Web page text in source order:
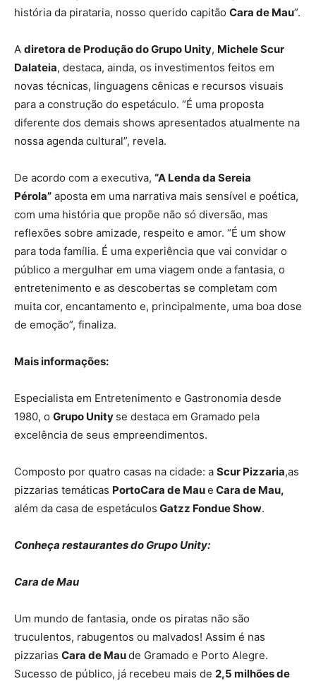
história da pirataria, nosso querido capitão Cara de Mau”.
A diretora de Produção do Grupo Unity, Michele Scur
Dalateia, destaca, ainda, os investimentos feitos em
novas técnicas, linguagens cênicas e recursos visuais
para a construção do espetáculo. “É uma proposta
diferente dos demais shows apresentados atualmente na
nossa agenda cultural”, revela.
De acordo com a executiva, “A Lenda da Sereia
Pérola” aposta em uma narrativa mais sensível e poética,
com uma história que propõe não só diversão, mas
reflexões sobre amizade, respeito e amor. “É um show
para toda família. É uma experiência que vai convidar o
público a mergulhar em uma viagem onde a fantasia, o
entretenimento e as descobertas se completam com
muita cor, encantamento e, principalmente, uma boa dose
de emoção”, finaliza.
Mais informações:
Especialista em Entretenimento e Gastronomia desde
1980, o Grupo Unity se destaca em Gramado pela
excelência de seus empreendimentos.
Composto por quatro casas na cidade: a Scur Pizzaria,as
pizzarias temáticas PortoCara de Maue Cara de Mau,
além da casa de espetáculos Gatzz Fondue Show.
Conheça restaurantes do Grupo Unity:
Cara de Mau
Um mundo de fantasia, onde os piratas não são
truculentos, rabugentos ou malvados! Assim é nas
pizzarias Cara de Maude Gramado e Porto Alegre.
Sucesso de público, já recebeu mais de 2,5 milhões de